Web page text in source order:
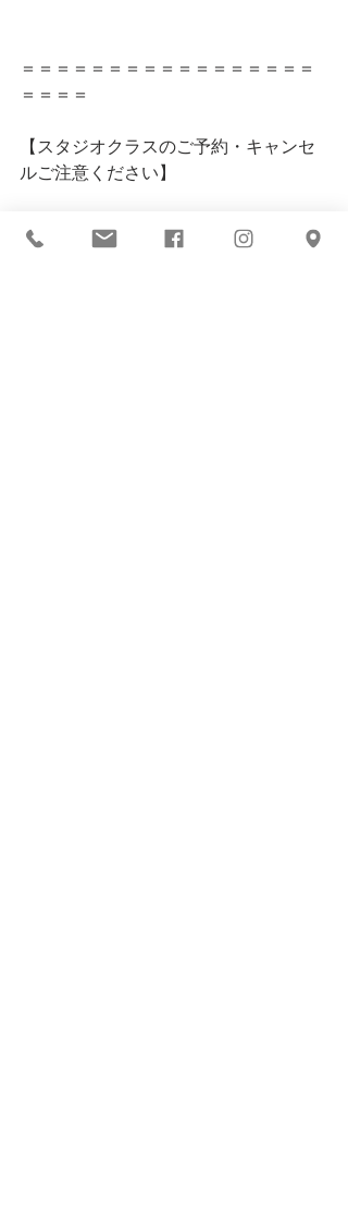
＝＝＝＝＝＝＝＝＝＝＝＝＝＝＝＝＝
＝＝＝＝
【スタジオクラスのご予約・キャンセ
ルご注意ください】
土・日曜日クラスのご予約・キャンセ
ルは前日夜までにお願いいたします。